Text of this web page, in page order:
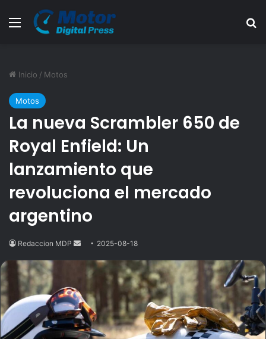
Menú
Inicio / Motos
Motos
La nueva Scrambler 650 de
Royal Enfield: Un
lanzamiento que
revoluciona el mercado
argentino
Redaccion MDP
Send
email
2025-08-18